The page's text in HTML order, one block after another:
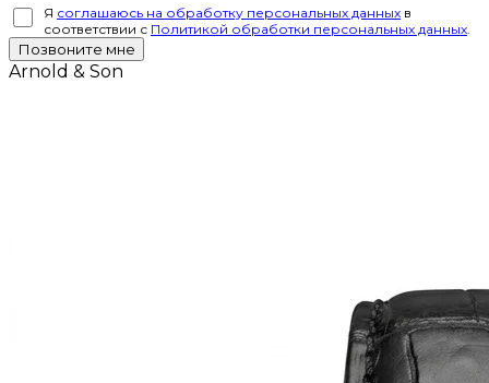
Я соглашаюсь на обработку персональных данных в
соответствии с Политикой обработки персональных данных
Позвоните мне
Arnold & Son